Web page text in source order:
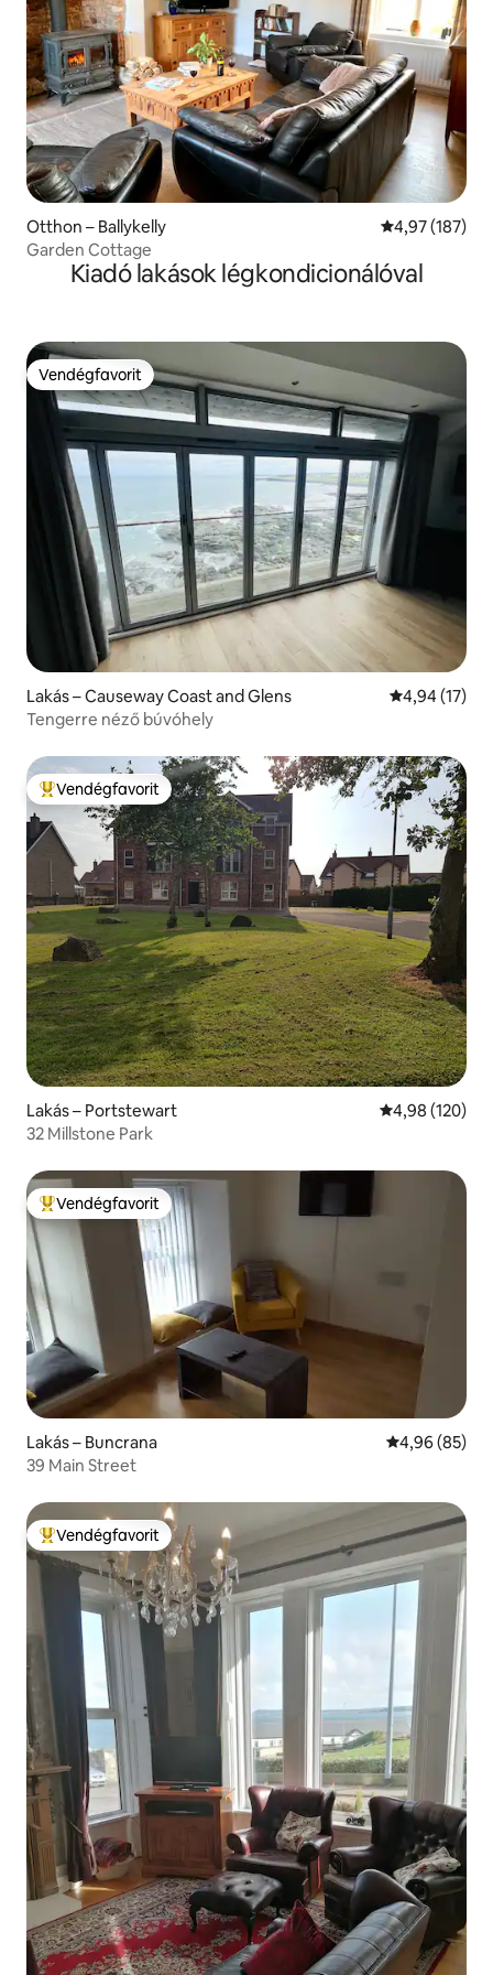
Otthon – Ballykelly Átlagos
4,97 (187)
Garden Cottage
Kiadó lakások légkondicionálóval
Vendégfavorit
Vendégfavorit
Lakás – Causeway Coast and Glens Átlagos
4,94 (17)
Tengerre néző búvóhely
Kiemelt vendégfavorit
Vendégfavorit
Lakás – Portstewart Átlagos
4,98 (120)
32 Millstone Park
Kiemelt vendégfavorit
Vendégfavorit
Lakás – Buncrana Átlagos
4,96 (85)
39 Main Street
Kiemelt vendégfavorit
Vendégfavorit